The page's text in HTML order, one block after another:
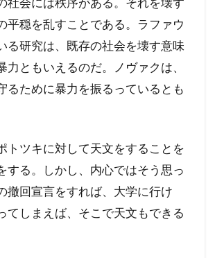
社会には秩序がある。それを壊す
平穏を乱すことである。ラファウ
る研究は、既存の社会を壊す意味
力ともいえるのだ。ノヴァクは、
るために暴力を振るっているとも
トツキに対して天文をすることを
する。しかし、内心ではそう思っ
撤回宣言をすれば、大学に行け
てしまえば、そこで天文もできる